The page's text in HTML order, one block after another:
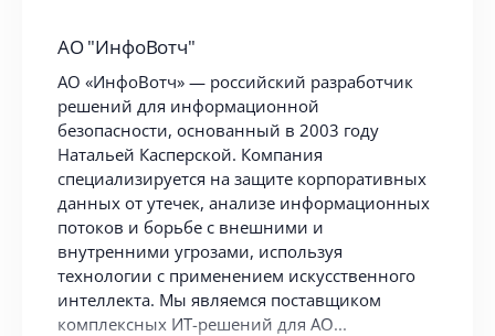
АО "ИнфоВотч"
АО «ИнфоВотч» — российский разработчик
решений для информационной
безопасности, основанный в 2003 году
Натальей Касперской. Компания
специализируется на защите корпоративных
данных от утечек, анализе информационных
потоков и борьбе с внешними и
внутренними угрозами, используя
технологии с применением искусственного
интеллекта. Мы являемся поставщиком
комплексных ИТ-решений для АО...